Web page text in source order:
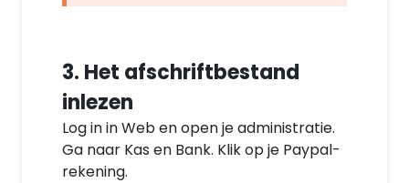
3. Het afschriftbestand
inlezen
Log in in Web en open je administratie.
Ga naar Kas en Bank. Klik op je Paypal-
rekening.